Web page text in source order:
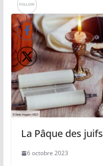
La Pâque des juifs
6 octobre 2023